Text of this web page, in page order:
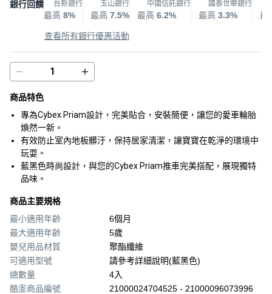
銀行回饋 台新銀行
最高 8%
玉山銀行
最高 7.5%
中國信託銀行
最高 6.2%
國泰世華銀行
最高 3.3% 最
查看所有銀行優惠活動
商品特色
專為Cybex Priam設計，完美貼合，安裝簡便，讓您的愛車輪胎
煥然一新。
有效防止室內地板髒汙，保持居家清潔，讓寶寶在乾淨的環境中
玩耍。
藍黑色時尚設計，與您的Cybex Priam推車完美搭配，展現獨特
品味。
商品主要規格
最小適用年齡
6個月
最大適用年齡
5歲
嬰兒用品材質
聚酯纖維
可適用型號
請參考詳細說明(藍黑色)
總數量
4入
酷澎商品編號
21000024704525 - 21000096073996